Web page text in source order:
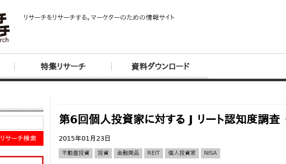
リサーチをリサーチする。マーケターのための情報サイト
特集リサーチ 資料ダウンロード
第6回個人投資家に対する J リート認知度調査
2015年01月23日
不動産投資 投資 金融商品 REIT 個人投資家 NISA
リサーチ検索